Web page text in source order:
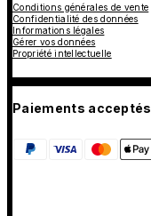
Conditions générales de vente
Confidentialité des données
Informations légales
Gérer vos données
Propriété intellectuelle
Paiements acceptés